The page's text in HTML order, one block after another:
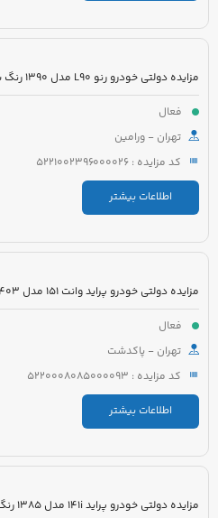
مزایده دولتی خودرو رنو L90 مدل 1390 رنگ سفید
فعال
تهران - ورامین
کد مزایده : 5221002396000026
اطلاعات بیشتر
فعال
تهران - پاکدشت
کد مزایده : 5220008085000093
اطلاعات بیشتر